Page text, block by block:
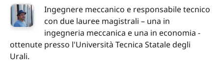
Ingegnere meccanico e responsabile tecnico
con due lauree magistrali – una in
ingegneria meccanica e una in economia -
ottenute presso l'Università Tecnica Statale degli
Urali.